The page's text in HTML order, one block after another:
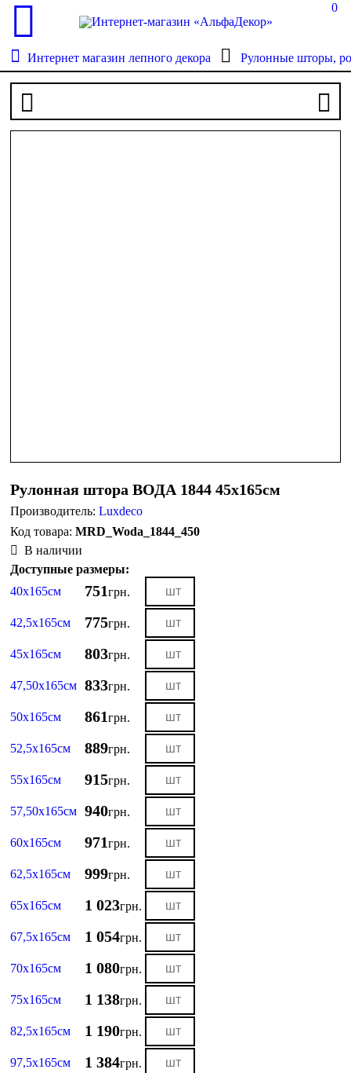
0
Интернет магазин лепного декора Рулонные шторы,
Рулонная штора ВОДА 1844 45х165см
Производитель:Luxdeco
MRD_Woda_1844_450
В наличии
Доступные размеры:
40х165см
751грн.
42,5х165см 775грн.
45х165см 803грн.
47,50х165см 833грн.
50х165см 861грн.
52,5х165см 889грн.
55х165см 915грн.
57,50х165см 940грн.
60х165см 971грн.
62,5х165см 999грн.
65х165см 1 023грн.
67,5х165см 1 054грн.
70х165см 1 080грн.
75х165см 1 138грн.
82,5х165см 1 190грн.
97,5х165см 1 384грн.